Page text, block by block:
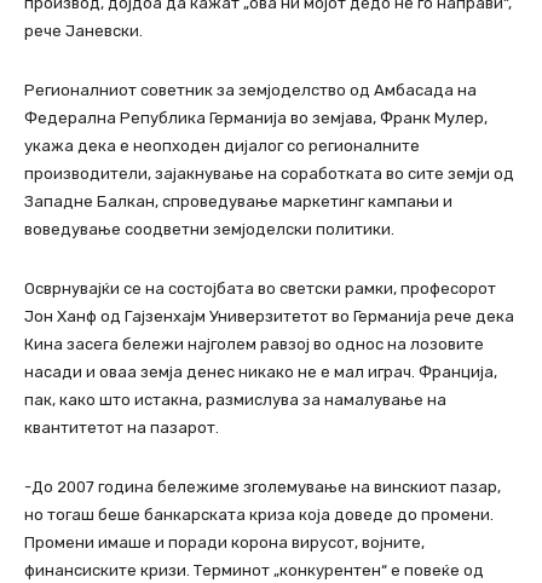
рече Јаневски.
Регионалниот советник за земјоделство од Амбасада на
Федерална Република Германија во земјава, Франк Мулер,
укажа дека е неопходен дијалог со регионалните
производители, зајакнување на соработката во сите земји од
Западне Балкан, спроведување маркетинг кампањи и
воведување соодветни земјоделски политики.
Осврнувајќи се на состојбата во светски рамки, професорот
Јон Ханф од Гајзенхајм Универзитетот во Германија рече дека
Кина засега бележи најголем равзој во однос на лозовите
насади и оваа земја денес никако не е мал играч. Франција,
пак, како што истакна, размислува за намалување на
квантитетот на пазарот.
-До 2007 година бележиме зголемување на винскиот пазар,
но тогаш беше банкарската криза која доведе до промени.
Промени имаше и поради корона вирусот, војните,
финансиските кризи. Терминот „конкурентен“ е повеќе од